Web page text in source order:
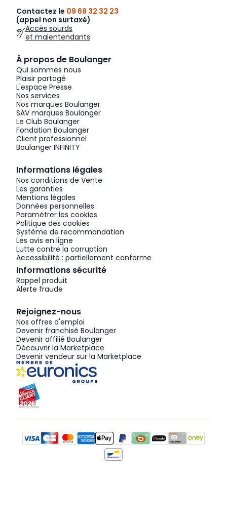
Contactez le 09 69 32 32 23
(appel non surtaxé)
Accès sourds
et malentendants
À propos de Boulanger
Qui sommes nous
Plaisir partagé
L'espace Presse
Nos services
Nos marques Boulanger
SAV marques Boulanger
Le Club Boulanger
Fondation Boulanger
Client professionnel
Boulanger INFINITY
Informations légales
Nos conditions de Vente
Les garanties
Mentions légales
Données personnelles
Paramétrer les cookies
Politique des cookies
Système de recommandation
Les avis en ligne
Lutte contre la corruption
Accessibilité : partiellement conforme
Informations sécurité
Rappel produit
Alerte fraude
Rejoignez-nous
Nos offres d'emploi
Devenir franchisé Boulanger
Devenir affilié Boulanger
Découvrir la Marketplace
Devenir vendeur sur la Marketplace